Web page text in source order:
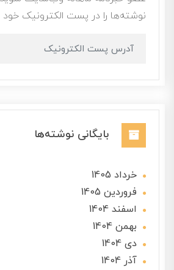
نوشته‌ها را در پست الکترونیک خود
بایگانی نوشته‌ها
خرداد 1405
فروردین 1405
اسفند 1404
بهمن 1404
دی 1404
آذر 1404